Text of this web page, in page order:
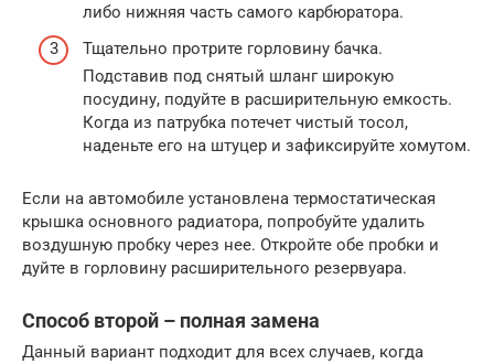
либо нижняя часть самого карбюратора.
Тщательно протрите горловину бачка.
Подставив под снятый шланг широкую
посудину, подуйте в расширительную емкость.
Когда из патрубка потечет чистый тосол,
наденьте его на штуцер и зафиксируйте хомутом.
Если на автомобиле установлена термостатическая
крышка основного радиатора, попробуйте удалить
воздушную пробку через нее. Откройте обе пробки и
дуйте в горловину расширительного резервуара.
Способ второй – полная замена
Данный вариант подходит для всех случаев, когда